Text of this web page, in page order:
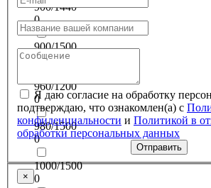
900/1440
0
900/1500
0
960/1200
0
980/1500
0
1000/1500
0
Я даю согласие на обработку
подтверждаю, что ознакомлен(а) с
конфиденциальности и Политикой в
обработки персональных данных
Отправить
×